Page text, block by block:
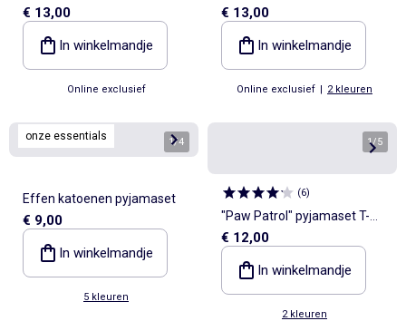
pyjamaset
€ 13,00
In winkelmandje
Online exclusief
€ 13,00
In winkelmandje
Online exclusief | 2 kleuren
onze essentials 1/4
Effen katoenen pyjamaset
€ 9,00
In winkelmandje
5 kleuren
1/5
(6)
"Paw Patrol" pyjamaset T-
shirt + lange broek - 2-delig
€ 12,00
In winkelmandje
2 kleuren